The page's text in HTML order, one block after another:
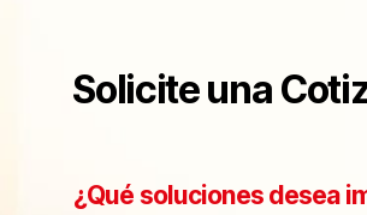
Solicite una
¿Qué soluciones desea